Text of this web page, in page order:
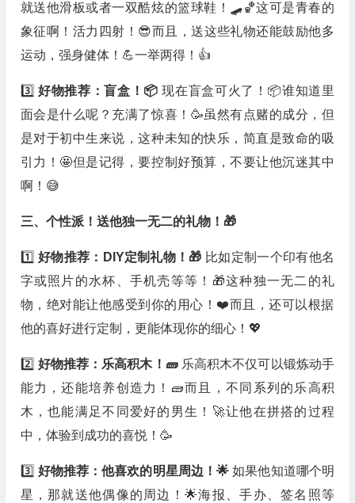
就送他滑板或者一双酷炫的篮球鞋！🛹🏀这可是青春的
象征啊！活力四射！😎而且，送这些礼物还能鼓励他多
运动，强身健体！💪一举两得！👍
3️⃣好物推荐：盲盒！📦现在盲盒可火了！📦谁知道里
面会是什么呢？充满了惊喜！🥳虽然有点赌的成分，但
是对于初中生来说，这种未知的快乐，简直是致命的吸
引力！🤩但是记得，要控制好预算，不要让他沉迷其中
啊！😅
三、个性派！送他独一无二的礼物！🎁
1️⃣ 好物推荐：DIY定制礼物！🎁 比如定制一个印有他名
字或照片的水杯、手机壳等等！🎁这种独一无二的礼
物，绝对能让他感受到你的用心！❤️而且，还可以根据
他的喜好进行定制，更能体现你的细心！💖
2️⃣ 好物推荐：乐高积木！🧱 乐高积木不仅可以锻炼动手
能力，还能培养创造力！🧱而且，不同系列的乐高积
木，也能满足不同爱好的男生！🚀让他在拼搭的过程
中，体验到成功的喜悦！🥳
3️⃣ 好物推荐：他喜欢的明星周边！🌟如果他知道哪个明
星，那就送他偶像的周边！🌟海报、手办、签名照等